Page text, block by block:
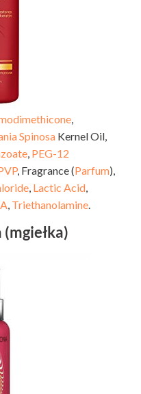
Spinosa Kernel Oil,
PEG-12
, Fragrance (Parfum),
Lactic Acid
Triethanolamine